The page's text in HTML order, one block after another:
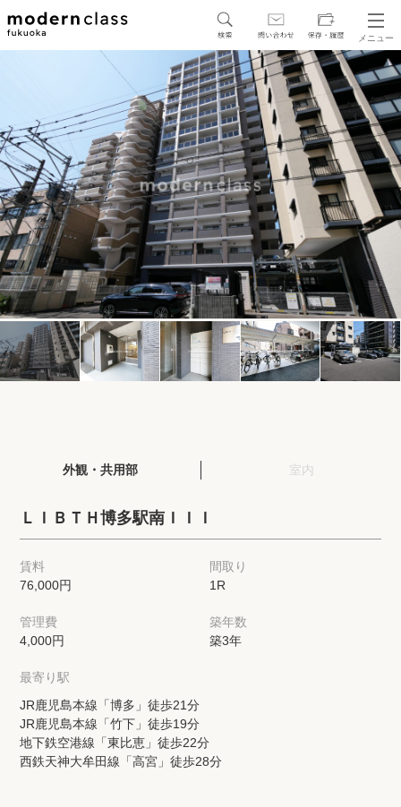
メニュー
SEARCH
地図から探す 駅・路線から探す
区から探す
人気エリアから探す
アクセスランキング
保存した検索条件
店舗・スタッフ紹介
希望条件を伝えてプロに探してもらう
来店予約
各種お問い合わせ
高級賃貸物件コラム modern classについて
高級賃貸物件トピック 会社概要
外観・共用部 室内
ＬＩＢＴＨ博多駅南ＩＩＩ
賃料
76,000円
間取り
1R
管理費
4,000円
築年数
築3年
最寄り駅
JR鹿児島本線「博多」徒歩21分
JR鹿児島本線「竹下」徒歩19分
地下鉄空港線「東比恵」徒歩22分
西鉄天神大牟田線「高宮」徒歩28分